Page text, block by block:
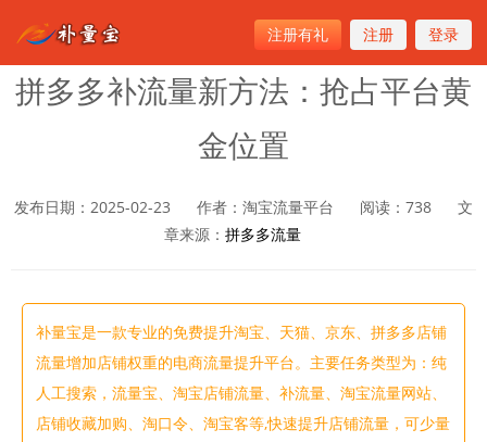
注册有礼 注册 登录
首页>拼多多流量
拼多多补流量新方法：抢占平台黄
金位置
发布日期：2025-02-23 作者：淘宝流量平台 阅读： 738
文
章来源： 拼多多流量
补量宝是一款专业的免费提升淘宝、天猫、京东、拼多多店铺
流量增加店铺权重的电商流量提升平台。主要任务类型为：纯
人工搜索，流量宝、淘宝店铺流量、补流量、淘宝流量网站、
店铺收藏加购、淘口令、淘宝客等,快速提升店铺流量，可少量